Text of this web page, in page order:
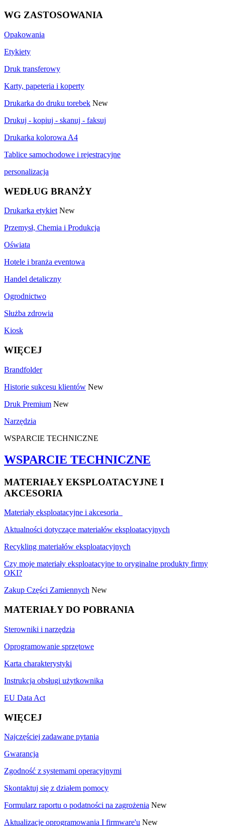
WG ZASTOSOWANIA
Opakowania
Etykiety
Druk transferowy
Karty, papeteria i koperty
Drukarka do druku torebek New
Drukuj - kopiuj - skanuj - faksuj
Drukarka kolorowa A4
Tablice samochodowe i rejestracyjne
personalizacja
WEDŁUG BRANŻY
Drukarka etykiet New
Przemysł, Chemia i Produkcja
Oświata
Hotele i branża eventowa
Handel detaliczny
Ogrodnictwo
Służba zdrowia
Kiosk
WIĘCEJ
Brandfolder
Historie sukcesu klientów New
Druk Premium New
Narzędzia
WSPARCIE TECHNICZNE
WSPARCIE TECHNICZNE
MATERIAŁY EKSPLOATACYJNE I
AKCESORIA
Materiały eksploatacyjne i akcesoria
Aktualności dotyczące materiałów eksploatacyjnych
Recykling materiałów eksploatacyjnych
Czy moje materiały eksploatacyjne to oryginalne produkty firmy
OKI?
Zakup Części Zamiennych New
MATERIAŁY DO POBRANIA
Sterowniki i narzędzia
Oprogramowanie sprzętowe
Karta charakterystyki
Instrukcja obsługi użytkownika
EU Data Act
WIĘCEJ
Najczęściej zadawane pytania
Gwarancja
Zgodność z systemami operacyjnymi
Skontaktuj się z działem pomocy
Formularz raportu o podatności na zagrożenia New
Aktualizacje oprogramowania I firmware'u New